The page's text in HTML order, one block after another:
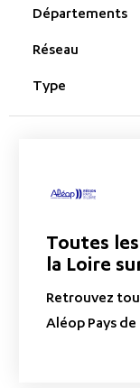
Départements
Réseau
Type
Toutes
la Loire
Retrouvez
Aléop Pays